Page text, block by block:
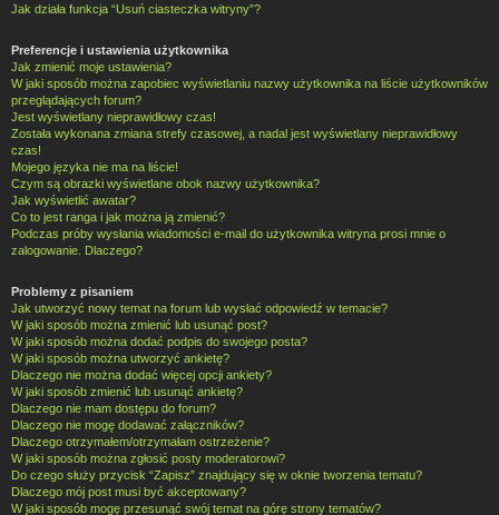
Jak działa funkcja “Usuń ciasteczka witryny”?
Preferencje i ustawienia użytkownika
Jak zmienić moje ustawienia?
W jaki sposób można zapobiec wyświetlaniu nazwy użytkownika na liście użytkowników
przeglądających forum?
Jest wyświetlany nieprawidłowy czas!
Została wykonana zmiana strefy czasowej, a nadal jest wyświetlany nieprawidłowy
czas!
Mojego języka nie ma na liście!
Czym są obrazki wyświetlane obok nazwy użytkownika?
Jak wyświetlić awatar?
Co to jest ranga i jak można ją zmienić?
Podczas próby wysłania wiadomości e-mail do użytkownika witryna prosi mnie o
zalogowanie. Dlaczego?
Problemy z pisaniem
Jak utworzyć nowy temat na forum lub wysłać odpowiedź w temacie?
W jaki sposób można zmienić lub usunąć post?
W jaki sposób można dodać podpis do swojego posta?
W jaki sposób można utworzyć ankietę?
Dlaczego nie można dodać więcej opcji ankiety?
W jaki sposób zmienić lub usunąć ankietę?
Dlaczego nie mam dostępu do forum?
Dlaczego nie mogę dodawać załączników?
Dlaczego otrzymałem/otrzymałam ostrzeżenie?
W jaki sposób można zgłosić posty moderatorowi?
Do czego służy przycisk “Zapisz” znajdujący się w oknie tworzenia tematu?
Dlaczego mój post musi być akceptowany?
W jaki sposób mogę przesunąć swój temat na górę strony tematów?